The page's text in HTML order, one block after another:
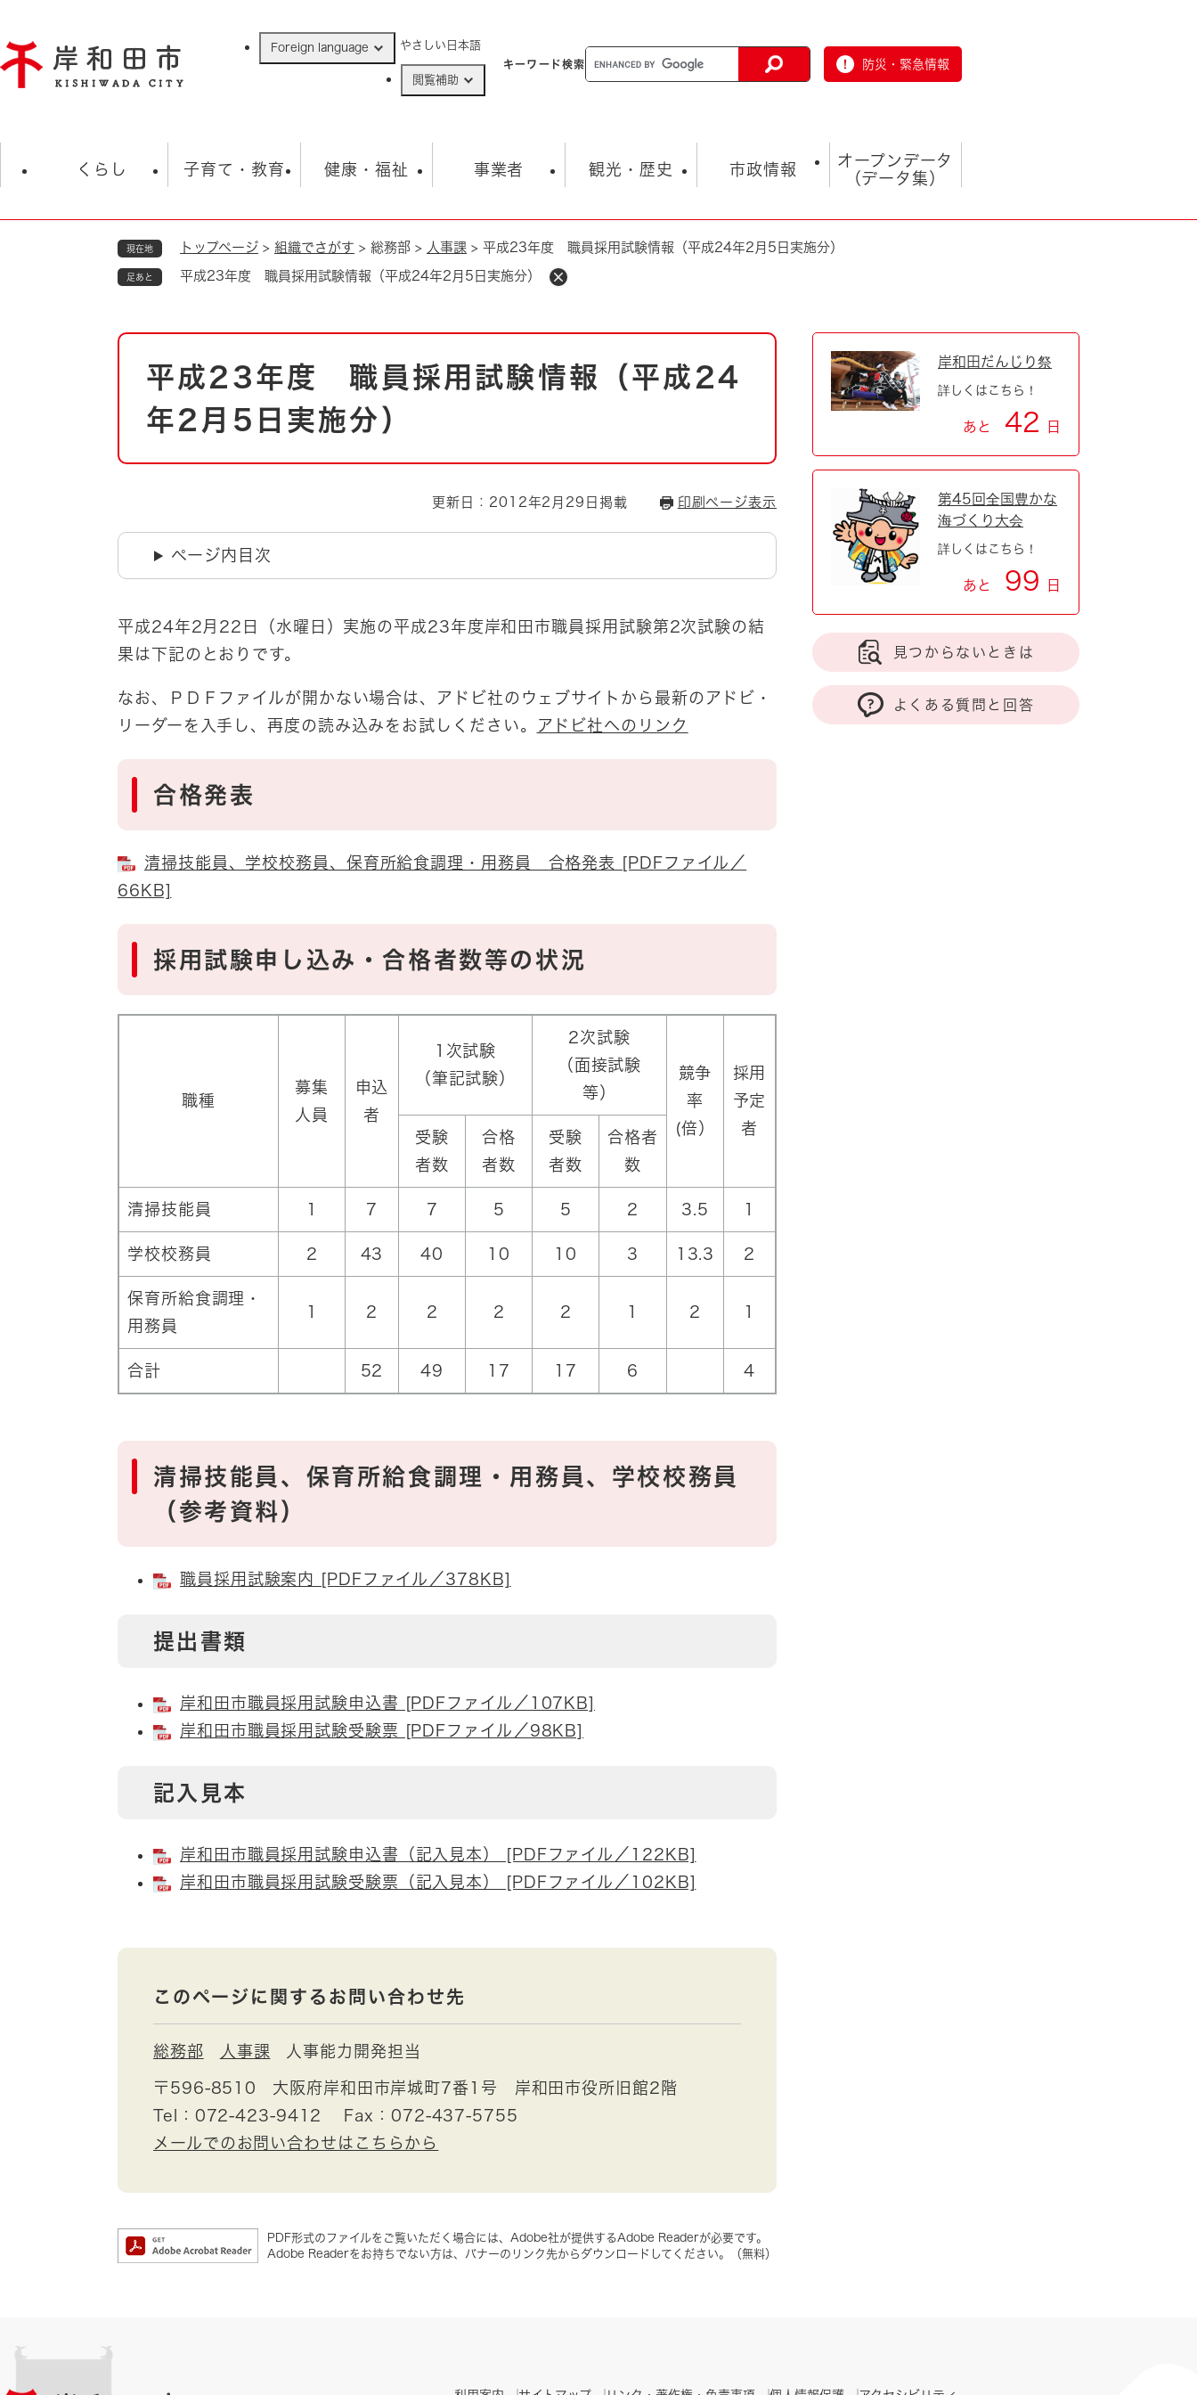
ジ
の
Foreign language やさしい日本語
閲覧補助
キーワード検索 防災・緊急情報
くらし
住民票・戸籍
ごみ・衛生・動物 救急・消防
防災・防犯 上水道・下水道
自然・環境・公園 住宅
引っ越し
道路・河川・交通
子育て・教育
学校 子育て
健康・福祉
福祉・健康・生活 生涯学習・スポーツ
事業者
入札・契約情報 まちづくり・協働
環境 福祉・介護
観光・歴史
観光 観光スポット
とじる
市政情報
市の概要 総合計画
市政 職員採用情報
市役所・施設の案内
オープンデータ
（データ集）
オープンデータ
現在地 トップページ > 組織でさがす > 総務部 > 人事課 > 平成23年度 職員採用試験情報（平成24年2月5日実施分）
足あと 平成23年度 職員採用試験情報（平成24年2月5日実施分）
本
平成23年度 職員採用試験情報（平成24
年2月5日実施分）
更新日：2012年2月29日掲載 印刷ページ表示
ページ内目次
平成24年2月22日（水曜日）実施の平成23年度岸和田市職員採用試験第2次試験の結
果は下記のとおりです。
なお、ＰＤＦファイルが開かない場合は、アドビ社のウェブサイトから最新のアドビ・
リーダーを入手し、再度の読み込みをお試しください。
アドビ社へのリンク
合格発表
清掃技能員、学校校務員、保育所給食調理・用務員 合格発表 [PDFファイル／
66KB]
採用試験申し込み・合格者数等の状況
職種
募集
人員
申込
者
1次試験
（筆記試験）
2次試験
（面接試験
等）
競争
率
(倍）
採用
予定
者
受験
者数
合格
者数
受験
者数
合格者
数
清掃技能員 1 7 7 5 5 2 3.5 1
学校校務員 2 43 40 10 10 3 13.3 2
保育所給食調理・
用務員
1 2 2 2 2 1 2 1
合計 52 49 17 17 6 4
清掃技能員、保育所給食調理・用務員、学校校務員
（参考資料）
職員採用試験案内 [PDFファイル／378KB]
提出書類
岸和田市職員採用試験申込書 [PDFファイル／107KB]
岸和田市職員採用試験受験票 [PDFファイル／98KB]
記入見本
岸和田市職員採用試験申込書（記入見本） [PDFファイル／122KB]
岸和田市職員採用試験受験票（記入見本） [PDFファイル／102KB]
このページに関するお問い合わせ先
総務部 人事課 人事能力開発担当
〒596-8510
大阪府岸和田市岸城町7番1号 岸和田市役所旧館2階
Tel：072-423-9412
Fax：072-437-5755
メールでのお問い合わせはこちらから
PDF形式のファイルをご覧いただく場合には、Adobe社が提供するAdobe Readerが必要です。
Adobe Readerをお持ちでない方は、バナーのリンク先からダウンロードしてください。（無料）
岸和田だんじり祭
詳しくはこちら！
あと 42 日
第45回全国豊かな
海づくり大会
詳しくはこちら！
あと 99 日
見つからないときは
よくある質問と回答